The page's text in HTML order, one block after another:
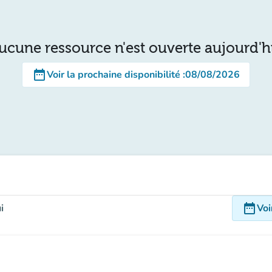
ressource n'est ouverte
date_rangeVoir la prochaine disponibilité :08/08/2026
date_range